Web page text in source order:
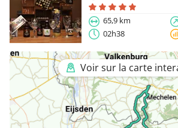
65,9 km
02h38
Voir sur la carte